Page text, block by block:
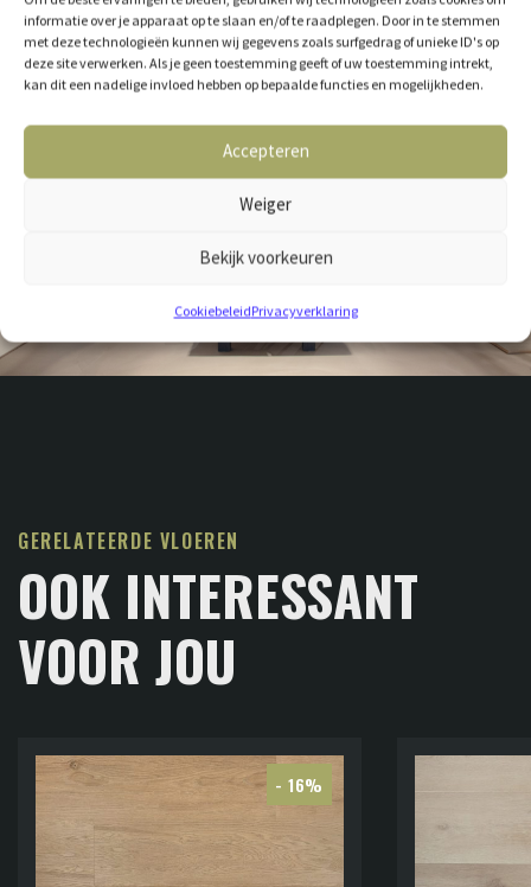
informatie over je apparaat op te slaan en/of te raadplegen. Door in te stemmen
met deze technologieën kunnen wij gegevens zoals surfgedrag of unieke ID's op
deze site verwerken. Als je geen toestemming geeft of uw toestemming intrekt,
kan dit een nadelige invloed hebben op bepaalde functies en mogelijkheden.
Accepteren
Weiger
Bekijk voorkeuren
CookiebeleidPrivacyverklaring
GERELATEERDE VLOEREN
OOK INTERESSANT
VOOR JOU
- 16%